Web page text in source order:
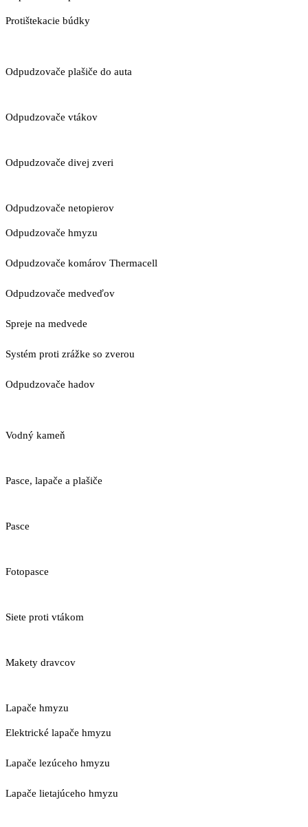
Protištekacie búdky
Odpudzovače plašiče do auta
Odpudzovače vtákov
Odpudzovače divej zveri
Odpudzovače netopierov
Odpudzovače hmyzu
Odpudzovače komárov Thermacell
Odpudzovače medveďov
Spreje na medvede
Systém proti zrážke so zverou
Odpudzovače hadov
Vodný kameň
Pasce, lapače a plašiče
Pasce
Fotopasce
Siete proti vtákom
Makety dravcov
Lapače hmyzu
Elektrické lapače hmyzu
Lapače lezúceho hmyzu
Lapače lietajúceho hmyzu